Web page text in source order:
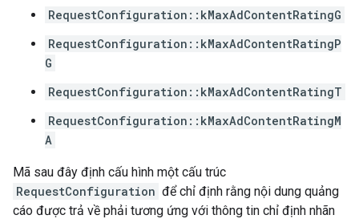
RequestConfiguration::kMaxAdContentRatingG
RequestConfiguration::kMaxAdContentRatingP
G
RequestConfiguration::kMaxAdContentRatingT
RequestConfiguration::kMaxAdContentRatingM
A
Mã sau đây định cấu hình một cấu trúc
RequestConfiguration để chỉ định rằng nội dung quảng
cáo được trả về phải tương ứng với thông tin chỉ định nhãn